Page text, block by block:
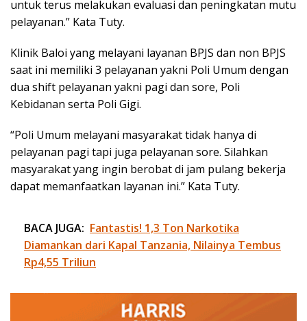
untuk terus melakukan evaluasi dan peningkatan mutu
pelayanan.” Kata Tuty.
Klinik Baloi yang melayani layanan BPJS dan non BPJS
saat ini memiliki 3 pelayanan yakni Poli Umum dengan
dua shift pelayanan yakni pagi dan sore, Poli
Kebidanan serta Poli Gigi.
“Poli Umum melayani masyarakat tidak hanya di
pelayanan pagi tapi juga pelayanan sore. Silahkan
masyarakat yang ingin berobat di jam pulang bekerja
dapat memanfaatkan layanan ini.” Kata Tuty.
BACA JUGA: Fantastis! 1,3 Ton Narkotika
Diamankan dari Kapal Tanzania, Nilainya Tembus
Rp4,55 Triliun